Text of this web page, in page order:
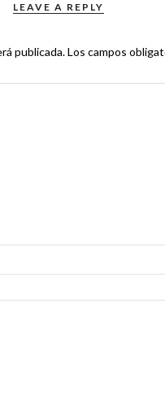
LEAVE A REPLY
publicada.Los campos